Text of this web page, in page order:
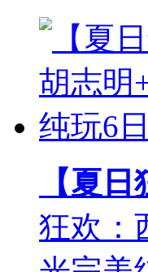
【夏
狂欢：